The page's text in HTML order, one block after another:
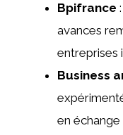
Bpifrance
avances
entreprises
Business
en